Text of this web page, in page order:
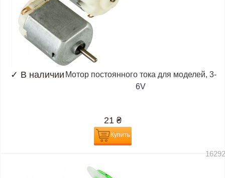
✓ В наличии Мотор постоянного тока для моделей, 3-
6V
21 ₴
Купить